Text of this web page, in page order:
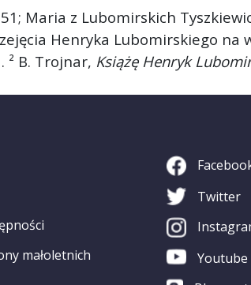
Maria z Lubomirskich
Henryka Lubomirskiego na
² B. Trojnar, Książę Henryk
małoletnich
Twitter
Youtube